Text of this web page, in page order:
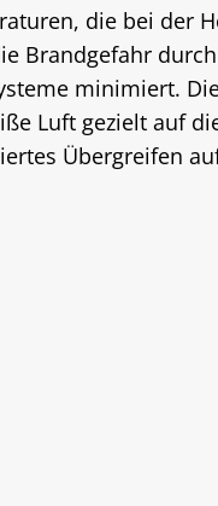
die bei der
Brandgefahr
minimiert.
Luft gezielt auf
Übergreifen